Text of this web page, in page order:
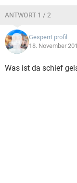
ANTWORT 1 / 2
Gesperrt profil
18. November
Was ist da schief